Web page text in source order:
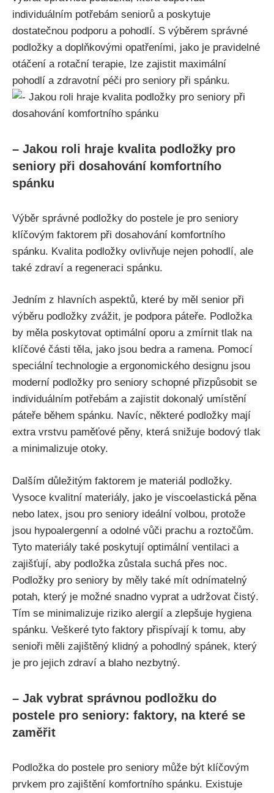
individuálním ⁤potřebám seniorů a poskytuje
dostatečnou podporu⁢ a pohodlí. S výběrem správné
podložky a ⁢doplňkovými opatřeními, jako je pravidelné
otáčení a rotační terapie, lze zajistit maximální
pohodlí a zdravotní péči pro seniory při⁤ spánku.
– Jakou roli hraje⁣ kvalita podložky pro
‍seniory při dosahování komfortního
spánku
Výběr správné podložky do ⁤postele je pro seniory
klíčovým faktorem ⁤při dosahování komfortního
spánku. Kvalita podložky ovlivňuje nejen pohodlí,⁢ ale
také zdraví a ⁣regeneraci spánku.⁣
Jedním z hlavních aspektů, které by měl senior při
výběru podložky zvážit, je ⁢podpora⁤ páteře. Podložka
by měla poskytovat optimální oporu a zmírnit tlak na
klíčové části ⁢těla, jako jsou bedra a ramena. Pomocí
speciální technologie a ergonomického designu jsou⁤
moderní ​podložky pro seniory‌ schopné přizpůsobit se‍
individuálním⁢ potřebám⁢ a zajistit dokonalý umístění
páteře během spánku. Navíc, některé podložky mají
extra vrstvu ⁤paměťové pěny, která snižuje bodový tlak
a minimalizuje otoky.‌
Dalším důležitým faktorem je materiál podložky.
Vysoce kvalitní materiály, jako je​ viscoelastická pěna
nebo latex, jsou‌ pro seniory ‍ideální ‍volbou, protože
jsou hypoalergenní a odolné vůči prachu⁢ a roztočům.
Tyto materiály také poskytují​ optimální ventilaci a
zajišťují, aby podložka zůstala suchá přes noc.
Podložky pro seniory by ⁢měly⁢ také mít odnímatelný
⁣potah, který je možné snadno vyprat a ‌udržovat čistý.
Tím se minimalizuje‌ riziko ‌alergií a zlepšuje hygiena
‍spánku. Veškeré tyto ⁤faktory přispívají k tomu, aby
senioři ​měli zajištěný klidný ⁣a ⁣pohodlný spánek, který
je ‌pro jejich zdraví a blaho ​nezbytný.
– Jak vybrat ​správnou podložku ⁣do
postele pro seniory: faktory, na které se
zaměřit
Podložka do postele pro seniory může být klíčovým
prvkem‌ pro zajištění komfortního spánku. Existuje